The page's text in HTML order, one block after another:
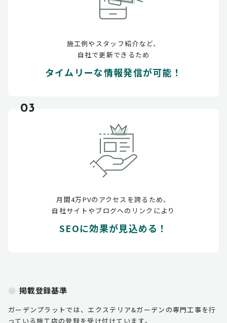
施工例やスタッフ紹介など、
自社で更新できるため
タイムリーな情報発信が可能！
03
月間4万PVのアクセスを誇るため、
自社サイトやブログへのリンクにより
SEOに効果が見込める！
掲載登録基準
ガーデンプラットでは、エクステリア&ガーデンの専門工事を行
っている施工店の登録を受け付けています。